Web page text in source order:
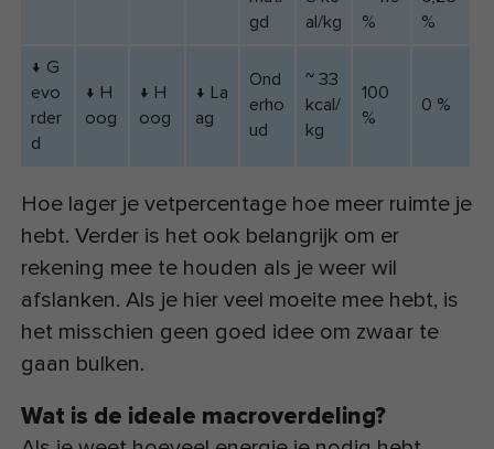
gd
al/kg
%
%
↓ G
evo
rder
d
↓ H
oog
↓ H
oog
↓ La
ag
Ond
erho
ud
~ 33
kcal/
kg
100
%
0 %
Hoe lager je vetpercentage hoe meer ruimte je
hebt. Verder is het ook belangrijk om er
rekening mee te houden als je weer wil
afslanken. Als je hier veel moeite mee hebt, is
het misschien geen goed idee om zwaar te
gaan bulken.
Wat is de ideale macroverdeling?